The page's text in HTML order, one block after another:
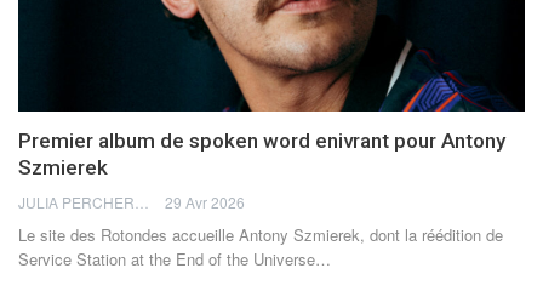
Premier album de spoken word enivrant pour Antony
Szmierek
29 Avr 2026
Le site des Rotondes accueille Antony Szmierek, dont la réédition de
Service Station at the End of the Universe…